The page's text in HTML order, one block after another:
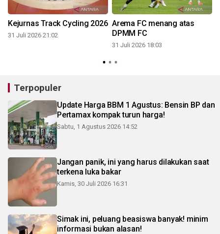
Kejurnas Track Cycling 2026
31 Juli 2026 21:02
Arema FC menang atas
DPMM FC
31 Juli 2026 18:03
Terpopuler
Update Harga BBM 1 Agustus: Bensin BP dan
Pertamax kompak turun harga!
Sabtu, 1 Agustus 2026 14:52
Jangan panik, ini yang harus dilakukan saat
terkena luka bakar
Kamis, 30 Juli 2026 16:31
Simak ini, peluang beasiswa banyak! minim
informasi bukan alasan!